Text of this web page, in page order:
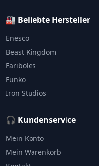
🏭 Beliebte Hersteller
Enesco
Beast Kingdom
Fariboles
Funko
Iron Studios
🎧 Kundenservice
Mein Konto
Mein Warenkorb